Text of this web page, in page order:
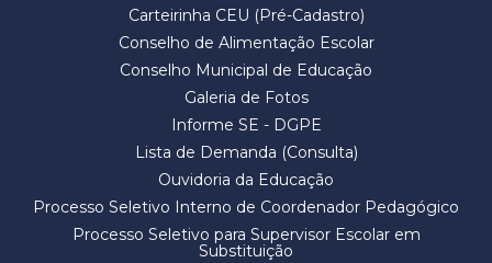
Carteirinha CEU (Pré-Cadastro)
Conselho de Alimentação Escolar
Conselho Municipal de Educação
Galeria de Fotos
Informe SE - DGPE
Lista de Demanda (Consulta)
Ouvidoria da Educação
Processo Seletivo Interno de Coordenador Pedagógico
Processo Seletivo para Supervisor Escolar em
Substituição